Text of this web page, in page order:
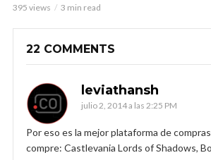
395 views 3 min read
22 COMMENTS
leviathansh
julio 2, 2014 a las 2:25 PM
Por eso es la mejor plataforma de
compre: Castlevania Lords of Shadows,